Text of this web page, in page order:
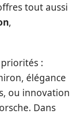
tout aussi
,
:
élégance
ou innovation
Dans